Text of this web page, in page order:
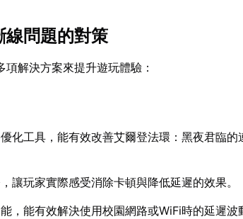
線問題的對策
解決方案來提升遊玩體驗：
化工具，能有效改善艾爾登法環：黑夜君臨的
讓玩家實際感受消除卡頓與降低延遲的效果。
，能有效解決使用校園網路或WiFi時的延遲波